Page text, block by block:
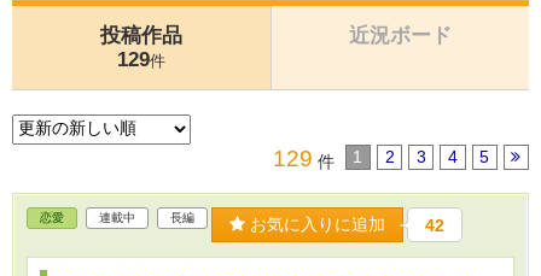
投稿作品
129件
近況ボード
129 件 1 2 3 4 5
恋愛 連載中 長編 お気に入りに追加 42